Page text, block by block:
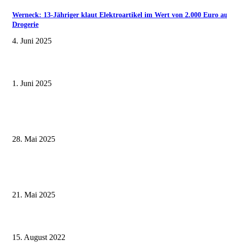
Werneck: 13-Jähriger klaut Elektroartikel im Wert von 2.000 Euro
Drogerie
4. Juni 2025
1. Juni 2025
28. Mai 2025
21. Mai 2025
15. August 2022